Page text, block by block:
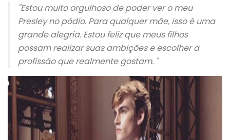
"Estou muito orgulhoso de poder ver o meu
Presley no pódio. Para qualquer mãe, isso é uma
grande alegria. Estou feliz que meus filhos
possam realizar suas ambições e escolher a
profissão que realmente gostam. "